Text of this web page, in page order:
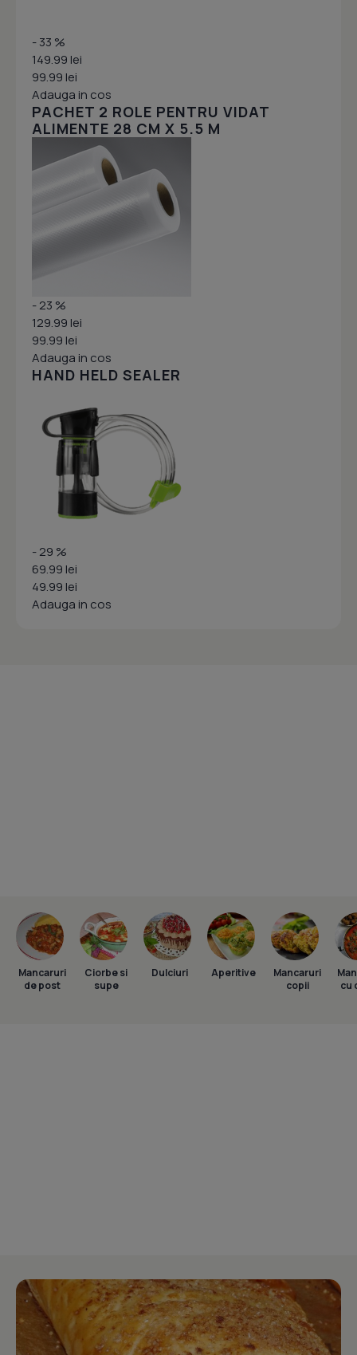
- 33 %
149.99 lei
99.99 lei
Adauga in cos
PACHET 2 ROLE PENTRU VIDAT
ALIMENTE 28 CM X 5.5 M
- 23 %
129.99 lei
99.99 lei
Adauga in cos
HAND HELD SEALER
- 29 %
69.99 lei
49.99 lei
Adauga in cos
Mancaruri
de post
Ciorbe si
supe
Dulciuri Aperitive
Mancaruri
copii
cu